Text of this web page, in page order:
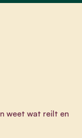
weet wat reilt en